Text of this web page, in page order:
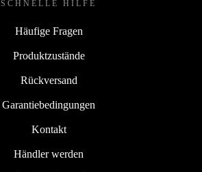
SCHNELLE HILFE
Häufige Fragen
Produktzustände
Rückversand
Garantiebedingungen
Kontakt
Händler werden